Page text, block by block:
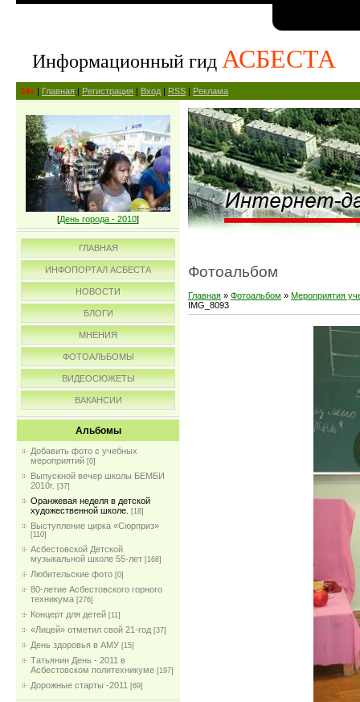
Информационный гид АСБЕСТА
14+ | Главная | Регистрация | Вход | RSS | Реклама
[День города - 2010]
ГЛАВНАЯ
ИНФОПОРТАЛ АСБЕСТА
НОВОСТИ
БЛОГИ
МНЕНИЯ
ФОТОАЛЬБОМЫ
ВИДЕОСЮЖЕТЫ
ВАКАНСИИ
Альбомы
Добавить фото с учебных
мероприятий [0]
Выпускной вечер школы БЕМБИ
2010г. [37]
Оранжевая неделя в детской
художественной школе.
[18]
Выступление цирка «Сюрприз»
[110]
Асбестовской Детской
музыкальной школе 55-лет [168]
Любительские фото [0]
80-летие Асбестовского горного
техникума [276]
Концерт для детей [11]
«Лицей» отметил свой 21-год [37]
День здоровья в АМУ [15]
Татьянин День - 2011 в
Асбестовском политехникуме [197]
Дорожные старты -2011 [69]
Фотоальбом
Главная » Фотоальбом » Мероприятия
IMG_8093